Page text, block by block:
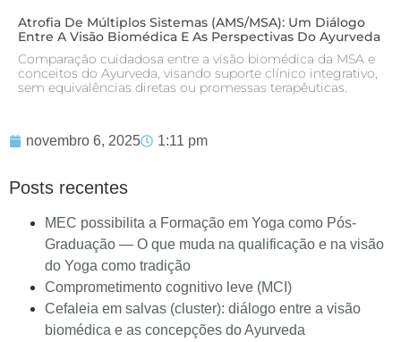
Atrofia De Múltiplos Sistemas (AMS/MSA): Um Diálogo
Entre A Visão Biomédica E As Perspectivas Do Ayurveda
Comparação cuidadosa entre a visão biomédica da MSA e
conceitos do Ayurveda, visando suporte clínico integrativo,
sem equivalências diretas ou promessas terapêuticas.
novembro 6, 2025 1:11 pm
Posts recentes
MEC possibilita a Formação em Yoga como Pós-
Graduação — O que muda na qualificação e na visão
do Yoga como tradição
Comprometimento cognitivo leve (MCI)
Cefaleia em salvas (cluster): diálogo entre a visão
biomédica e as concepções do Ayurveda